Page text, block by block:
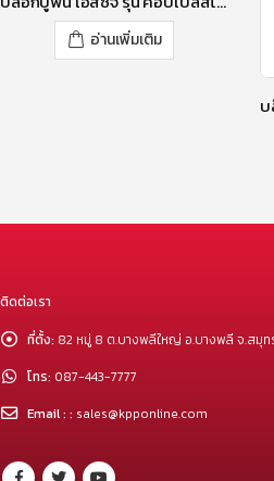
อ่านเพิ่มเติม
ติดต่อเรา
ที่ตั้ง: 82 หมู่ 8 ต.บางพลีใหญ่ อ.บางพลี จ.สมุท
โทร: 087-443-7777
Email : : sales@kpponline.com